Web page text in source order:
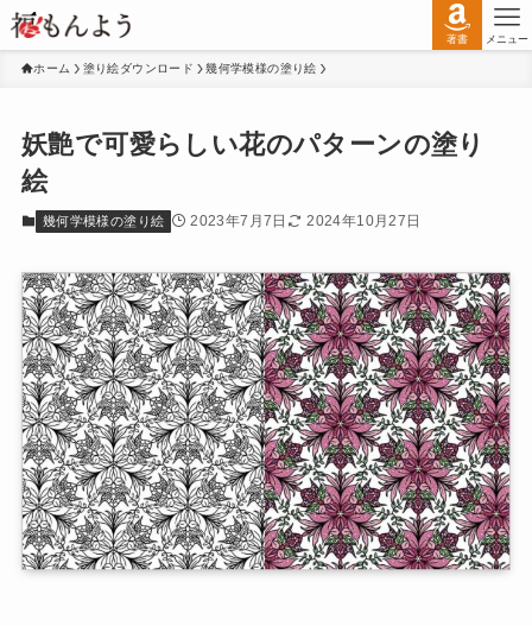
著書 メニュー
ホーム 塗り絵ダウンロード 幾何学模様の塗り絵
妖艶で可愛らしい花のパターンの塗り
絵
幾何学模様の塗り絵 2023年7月7日 2024年10月27日